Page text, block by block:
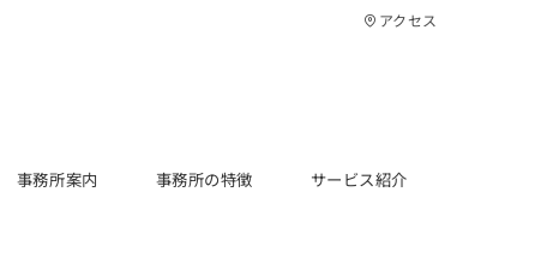
アクセス
事務所案内 事務所の特徴 サービス紹介